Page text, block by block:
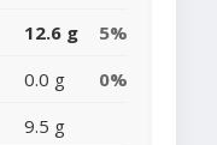
12.6 g
5%
0.0 g
0%
9.5 g